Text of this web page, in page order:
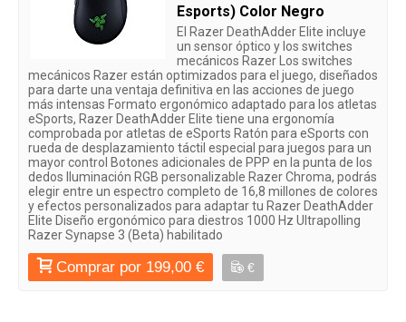
Esports) Color Negro
El Razer DeathAdder Elite incluye
un sensor óptico y los switches
mecánicos Razer Los switches
mecánicos Razer están optimizados para el juego, diseñados
para darte una ventaja definitiva en las acciones de juego
más intensas Formato ergonómico adaptado para los atletas
eSports, Razer DeathAdder Elite tiene una ergonomía
comprobada por atletas de eSports Ratón para eSports con
rueda de desplazamiento táctil especial para juegos para un
mayor control Botones adicionales de PPP en la punta de los
dedos Iluminación RGB personalizable Razer Chroma, podrás
elegir entre un espectro completo de 16,8 millones de colores
y efectos personalizados para adaptar tu Razer DeathAdder
Elite Diseño ergonómico para diestros 1000 Hz Ultrapolling
Razer Synapse 3 (Beta) habilitado
Comprar por 199,00 € €